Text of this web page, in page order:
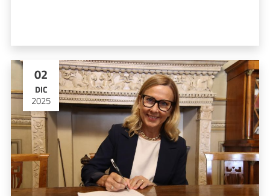
02
DIC
2025